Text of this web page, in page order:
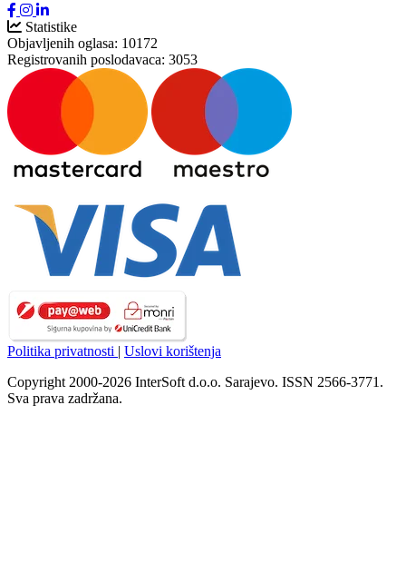
Statistike
Objavljenih oglasa: 10172
Registrovanih poslodavaca: 3053
Politika privatnosti | Uslovi korištenja
Copyright 2000-2026 InterSoft d.o.o. Sarajevo. ISSN 2566-3771.
Sva prava zadržana.